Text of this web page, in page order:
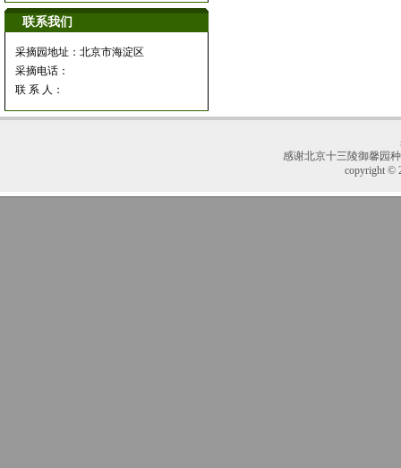
联系我们
采摘园地址：北京市海淀区
采摘电话：
联 系 人：
感谢北京十三陵御馨园
copyright ©